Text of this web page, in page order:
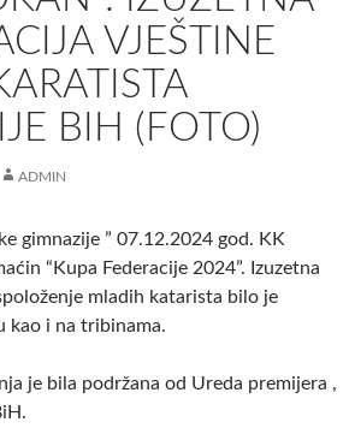
VJEŠTINE
BIH (FOTO)
ADMIN
gimnazije ” 07.12.2024 god. KK
“Kupa Federacije 2024”. Izuzetna
mladih katarista bilo je
kao i na tribinama.
je bila podržana od Ureda premijera ,